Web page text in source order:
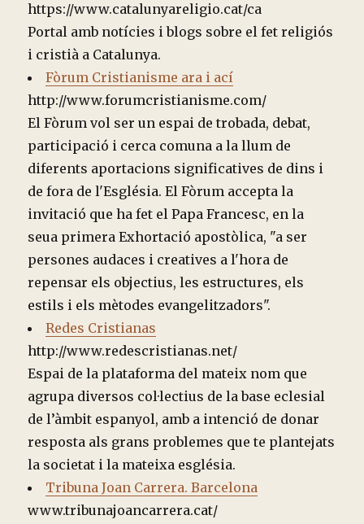
https://www.catalunyareligio.cat/ca
Portal amb notícies i blogs sobre el fet religiós
i cristià a Catalunya.
Fòrum Cristianisme ara i ací
http://www.forumcristianisme.com/
El Fòrum vol ser un espai de trobada, debat,
participació i cerca comuna a la llum de
diferents aportacions significatives de dins i
de fora de l'Església. El Fòrum accepta la
invitació que ha fet el Papa Francesc, en la
seua primera Exhortació apostòlica, "a ser
persones audaces i creatives a l'hora de
repensar els objectius, les estructures, els
estils i els mètodes evangelitzadors".
Redes Cristianas
http://www.redescristianas.net/
Espai de la plataforma del mateix nom que
agrupa diversos col·lectius de la base eclesial
de l’àmbit espanyol, amb a intenció de donar
resposta als grans problemes que te plantejats
la societat i la mateixa església.
Tribuna Joan Carrera. Barcelona
www.tribunajoancarrera.cat/